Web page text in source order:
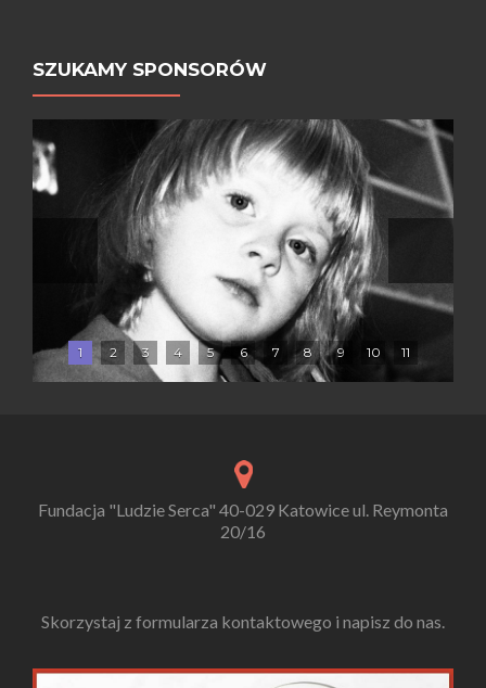
SZUKAMY SPONSORÓW
1 2 3 4 5 6 7 8 9 10 11
Fundacja "Ludzie Serca" 40-029 Katowice ul. Reymonta
20/16
Skorzystaj z formularza kontaktowego i napisz do nas.